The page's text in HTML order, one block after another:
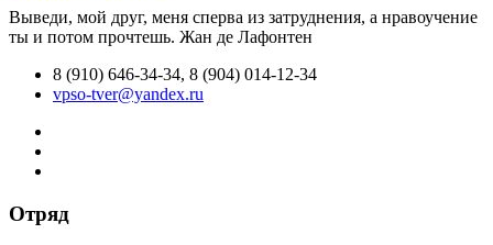
Выведи, мой друг, меня сперва из затруднения, а нравоучение
ты и потом прочтешь. Жан де Лафонтен
8 (910) 646-34-34, 8 (904) 014-12-34
vpso-tver@yandex.ru
Отряд